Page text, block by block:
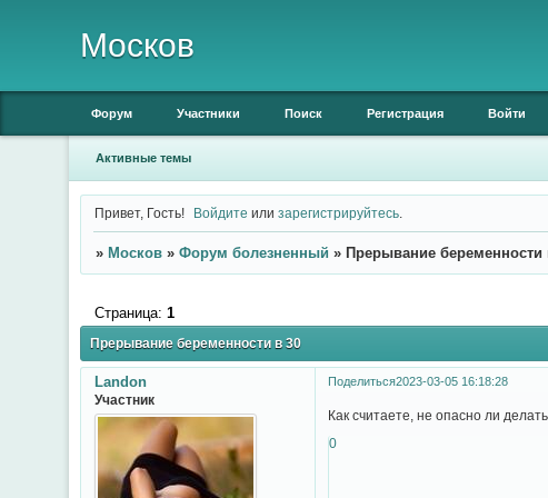
Москов
Форум Участники Поиск Регистрация Войти
Активные темы
Привет, Гость! Войдите илизарегистрируйтесь
» Москов » Форум болезненный » Прерывание беременности
Прерывание беременности в 30
Страница: 1
Поделиться2023-03-05 16:18:28
Landon
Участник
Как считаете, не опасно ли
0